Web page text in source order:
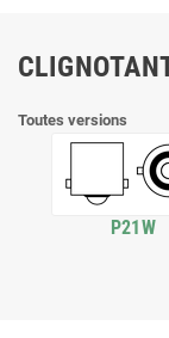
Toutes versions
P21W